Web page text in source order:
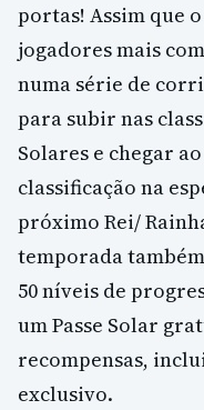
portas! Assim que
jogadores mais
numa série de
para subir nas
Solares e chegar
classificação na
próximo Rei/
temporada
50 níveis de
um Passe Solar
recompensas,
exclusivo.